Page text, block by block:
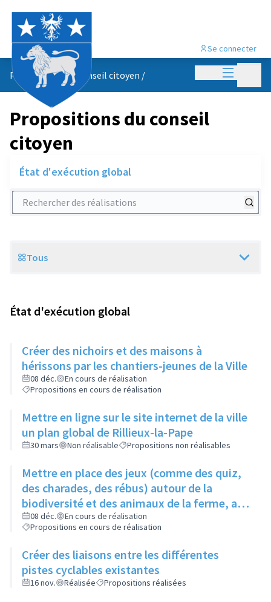
Menu
Se connecter
Propositions du conseil citoyen /
Propositions du conseil
citoyen
État d'exécution global
Rechercher des réalisations
Scope
Tous
État d'exécution global
Créer des nichoirs et des maisons à
hérissons par les chantiers-jeunes de la Ville
08 déc.
En cours de réalisation
Propositions en cours de réalisation
Mettre en ligne sur le site internet de la ville
un plan global de Rillieux-la-Pape
30 mars Non réalisable Propositions non réalisables
Mettre en place des jeux (comme des quiz,
des charades, des rébus) autour de la
biodiversité et des animaux de la ferme, au
niveau de la ferme pédagogique du parc
linéaire urbain
08 déc.
En cours de réalisation
Propositions en cours de réalisation
Créer des liaisons entre les différentes
pistes cyclables existantes
16 nov. Réalisée Propositions réalisées